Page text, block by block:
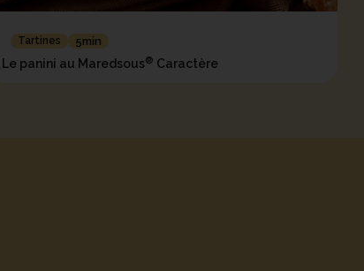
Tartines 5min
Le panini au Maredsous® Caractère